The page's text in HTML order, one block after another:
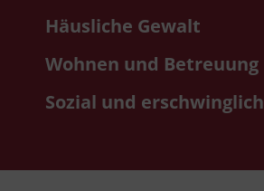
Häusliche Gewalt
Wohnen und Betreuung
Sozial und erschwinglich